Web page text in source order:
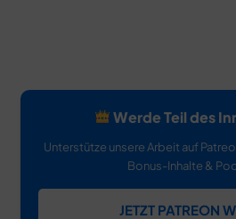
Werde Teil des
Unterstütze unsere Arbeit auf
Bonus-Inhalte &
JETZT PATREON